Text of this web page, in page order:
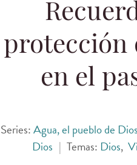
protección
en el
Series:Agua, el pueblo de
Dios | Temas: Dios,